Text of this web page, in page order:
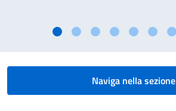
Naviga nella sezione